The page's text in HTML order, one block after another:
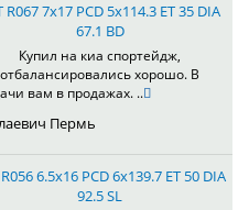
R067 7x17 PCD 5x114.3 ET 35 DIA
67.1 BD
Купил на киа спортейдж,
отбалансировались хорошо. В
вам в продажах. ..
Пермь
R056 6.5x16 PCD 6x139.7 ET 50 DIA
92.5 SL